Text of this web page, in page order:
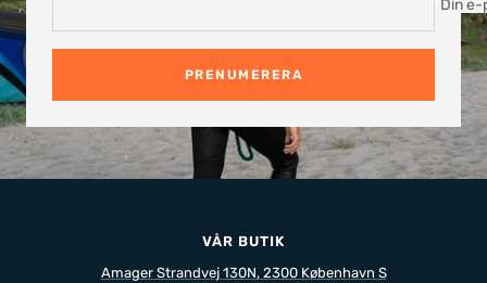
Din e-
PRENUMERERA
VÅR BUTIK
Amager Strandvej 130N, 2300 København S